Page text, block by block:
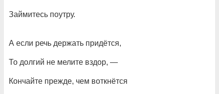
Займитесь поутру.
А если речь держать придётся,
То долгий не мелите вздор, —
Кончайте прежде, чем воткнётся